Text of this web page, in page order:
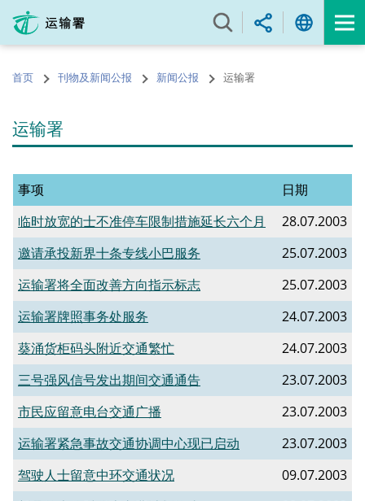
内
的首页 刊物及新闻公报 新闻公报 运输署
运输署
事项
日期
临时放宽的士不准停车限制措施延长六个月
28.07.2003
邀请承投新界十条专线小巴服务
25.07.2003
运输署将全面改善方向指示标志
25.07.2003
运输署牌照事务处服务
24.07.2003
葵涌货柜码头附近交通繁忙
24.07.2003
三号强风信号发出期间交通通告
23.07.2003
市民应留意电台交通广播
23.07.2003
运输署紧急事故交通协调中心现已启动
23.07.2003
驾驶人士留意中环交通状况
09.07.2003